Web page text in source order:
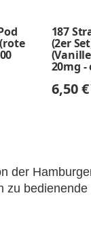
187
(2er
20mg -
6,50
der
zu